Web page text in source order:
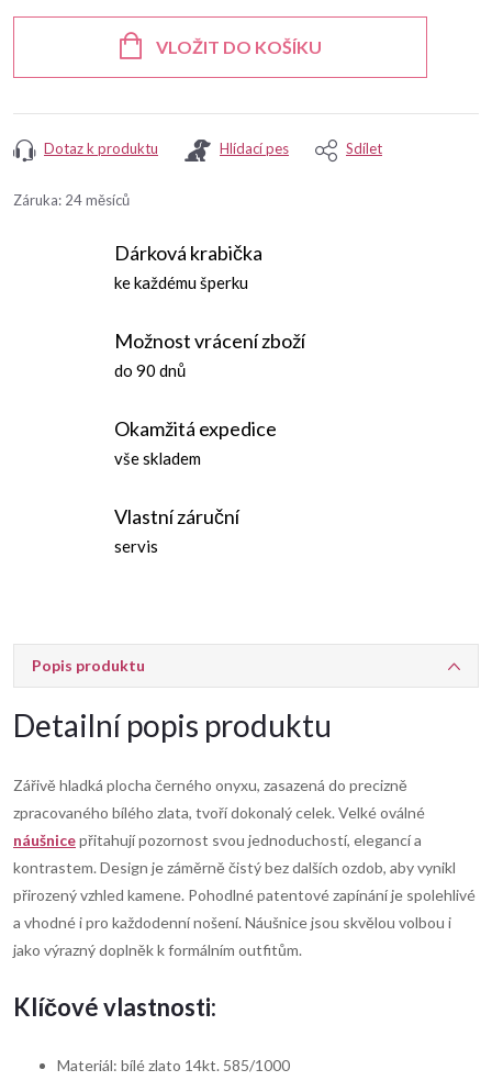
VLOŽIT DO KOŠÍKU
Dotaz k produktu Hlídací pes Sdílet
Záruka: 24 měsíců
Dárková krabička
ke každému šperku
Možnost vrácení zboží
do 90 dnů
Okamžitá expedice
vše skladem
Vlastní záruční
servis
Popis produktu
Detailní popis produktu
Zářivě hladká plocha černého onyxu, zasazená do precizně
zpracovaného bílého zlata, tvoří dokonalý celek. Velké oválné
náušnicepřitahují pozornost svou jednoduchostí, elegancí a
kontrastem. Design je záměrně čistý bez dalších ozdob, aby vynikl
přirozený vzhled kamene. Pohodlné patentové zapínání je spolehlivé
a vhodné i pro každodenní nošení. Náušnice jsou skvělou volbou i
jako výrazný doplněk k formálním outfitům.
Klíčové vlastnosti:
Materiál: bílé zlato 14kt. 585/1000